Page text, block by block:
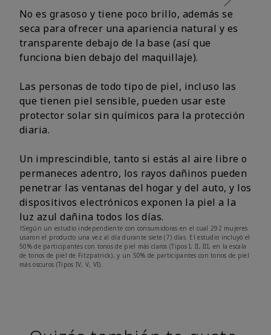
No es grasoso y tiene poco brillo, además se
seca para ofrecer una apariencia natural y es
transparente debajo de la base (así que
funciona bien debajo del maquillaje).
Las personas de todo tipo de piel, incluso las
que tienen piel sensible, pueden usar este
protector solar sin químicos para la protección
diaria.
Un imprescindible, tanto si estás al aire libre o
permaneces adentro, los rayos dañinos pueden
penetrar las ventanas del hogar y del auto, y los
dispositivos electrónicos exponen la piel a la
luz azul dañina todos los días.
†Según un estudio independiente con consumidoras en el cual 292 mujeres
usaron el producto una vez al día durante siete (7) días. El estudio incluyó el
50% de participantes con tonos de piel más claros (Tipos I, II, III, en la escala
de tonos de piel de Fitzpatrick), y un 50% de participantes con tonos de piel
más oscuros (Tipos IV, V, VI).